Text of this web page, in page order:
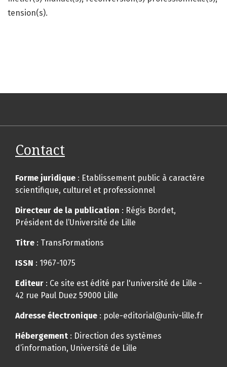
tension(s).
Contact
Forme juridique : Etablissement public à caractère
scientifique, culturel et professionnel
Directeur de la publication : Régis Bordet,
Président de l’Université de Lille
Titre : TransFormations
ISSN : 1967-1075
Editeur : Ce site est édité par l'université de Lille -
42 rue Paul Duez 59000 Lille
Adresse électronique : pole-editorial@univ-lille.fr
Hébergement : Direction des systèmes
d’information, Université de Lille